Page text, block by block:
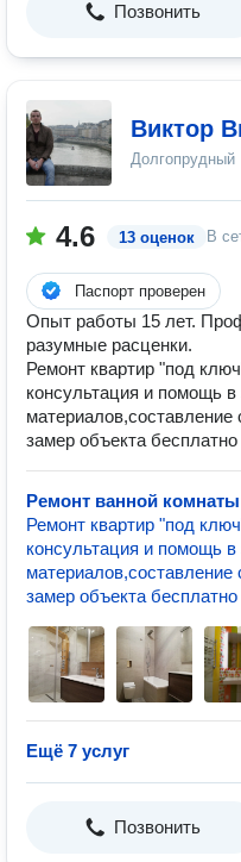
Позвонить
Виктор
Долгопрудный
4.6 13 оценок В
Паспорт проверен
Опыт работы 15 лет.
разумные расценки.
Ремонт квартир "под
консультация и помощь в
замер объекта бесплатно
Ремонт ванной комнаты
Ремонт квартир "под
консультация и помощь в
замер объекта бесплатно
Ещё 7 услуг
Позвонить